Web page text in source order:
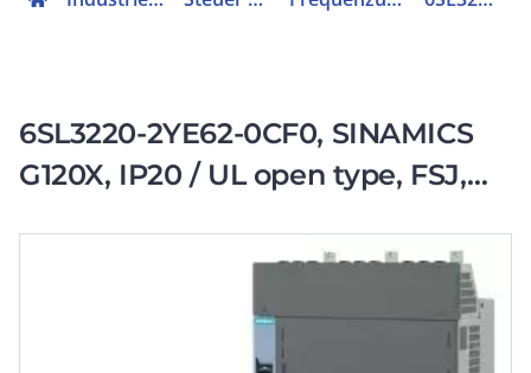
6SL3220-2YE62-0CF0, SINAMICS
G120X, IP20 / UL open type, FSJ,